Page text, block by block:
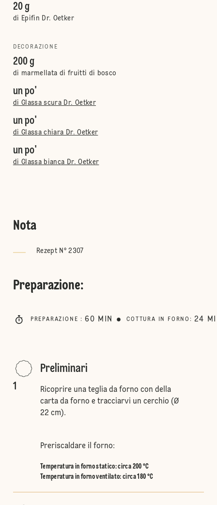
20 g
di Epifin Dr. Oetker
DECORAZIONE
200 g
di marmellata di fruitti di bosco
un po'
di Glassa scura Dr. Oetker
un po'
di Glassa chiara Dr. Oetker
un po'
di Glassa bianca Dr. Oetker
Nota
Rezept N° 2307
Preparazione:
PREPARAZIONE : 60 MIN COTTURA IN FORNO : 24
1
Preliminari
Ricoprire una teglia da forno con della
carta da forno e tracciarvi un cerchio (Ø
22 cm).
Preriscaldare il forno:
Temperatura in forno statico:circa 200 °C
Temperatura in forno ventilato: circa 180 °C